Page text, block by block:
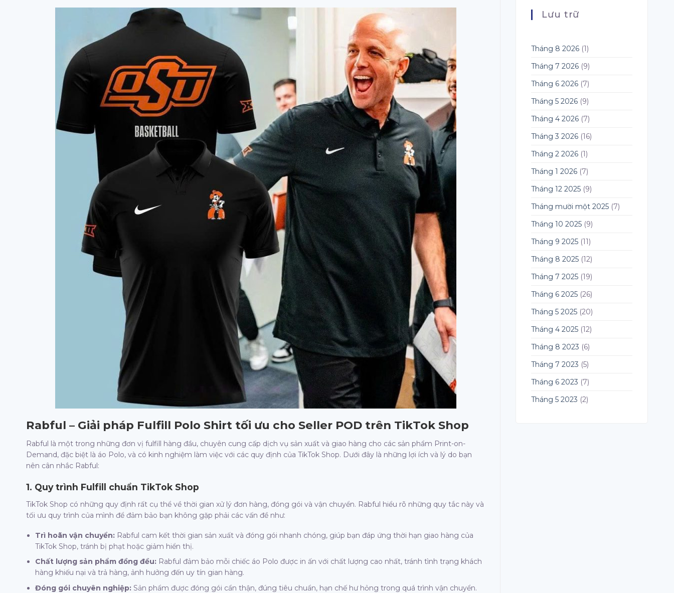
Rabful – Giải pháp Fulfill Polo Shirt tối ưu cho Seller POD trên TikTok Shop
Rabful là một trong những đơn vị fulfill hàng đầu, chuyên cung cấp dịch vụ sản xuất và giao hàng cho các sản phẩm Print-on-
Demand, đặc biệt là áo Polo, và có kinh nghiệm làm việc với các quy định của TikTok Shop. Dưới đây là những lợi ích và lý do bạn
nên cân nhắc Rabful:
1. Quy trình Fulfill chuẩn TikTok Shop
TikTok Shop có những quy định rất cụ thể về thời gian xử lý đơn hàng, đóng gói và vận chuyển. Rabful hiểu rõ những quy tắc này và
tối ưu quy trình của mình để đảm bảo bạn không gặp phải các vấn đề như:
Trì hoãn vận chuyển: Rabful cam kết thời gian sản xuất và đóng gói nhanh chóng, giúp bạn đáp ứng thời hạn giao hàng của
TikTok Shop, tránh bị phạt hoặc giảm hiển thị.
Chất lượng sản phẩm đồng đều: Rabful đảm bảo mỗi chiếc áo Polo được in ấn với chất lượng cao nhất, tránh tình trạng khách
hàng khiếu nại và trả hàng, ảnh hưởng đến uy tín gian hàng.
Đóng gói chuyên nghiệp: Sản phẩm được đóng gói cẩn thận, đúng tiêu chuẩn, hạn chế hư hỏng trong quá trình vận chuyển.
Lưu trữ
Tháng 8 2026 (1)
Tháng 7 2026 (9)
Tháng 6 2026 (7)
Tháng 5 2026 (9)
Tháng 4 2026 (7)
Tháng 3 2026 (16)
Tháng 2 2026 (1)
Tháng 1 2026 (7)
Tháng 12 2025 (9)
Tháng mười một 2025 (7)
Tháng 10 2025 (9)
Tháng 9 2025 (11)
Tháng 8 2025 (12)
Tháng 7 2025 (19)
Tháng 6 2025 (26)
Tháng 5 2025 (20)
Tháng 4 2025 (12)
Tháng 8 2023 (6)
Tháng 7 2023 (5)
Tháng 6 2023 (7)
Tháng 5 2023 (2)